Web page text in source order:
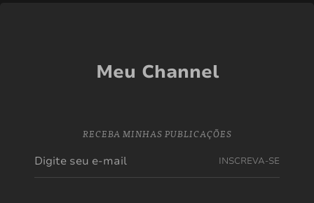
Meu Channel
RECEBA MINHAS PUBLICAÇÕES
INSCREVA-SE